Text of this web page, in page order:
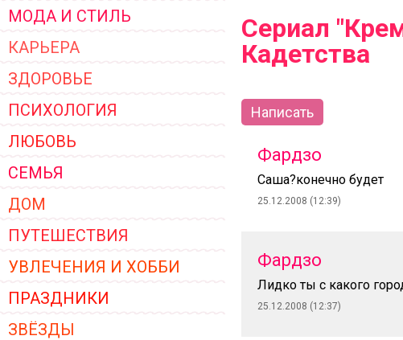
ГЛАВНЫЕ ТРЕНДЫ ВЕРХНЕЙ
ЖЕНСКОЙ ОДЕЖДЫ 2026
МОДА И СТИЛЬ
КАРЬЕРА
ЗДОРОВЬЕ
ПСИХОЛОГИЯ
ЛЮБОВЬ
СЕМЬЯ
ДОМ
ПУТЕШЕСТВИЯ
УВЛЕЧЕНИЯ И ХОББИ
ПРАЗДНИКИ
ЗВЁЗДЫ
Сериал
Кадетства
Написать
Фардзо
Саша?конечно будет
25.12.2008 (12:39)
Фардзо
Лидко ты с какого
25.12.2008 (12:37)